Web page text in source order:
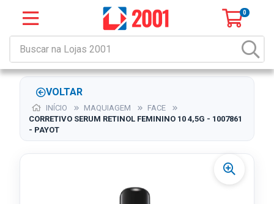
0
VOLTAR
INÍCIO MAQUIAGEM
FACE
CORRETIVO SERUM RETINOL FEMININO 10 4,5G - 1007861
- PAYOT